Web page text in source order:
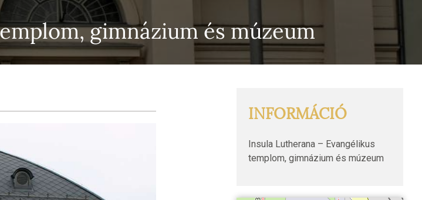
gimnázium és múzeum
INFORMÁCIÓ
Insula Lutherana – Evangélikus
templom, gimnázium és múzeum